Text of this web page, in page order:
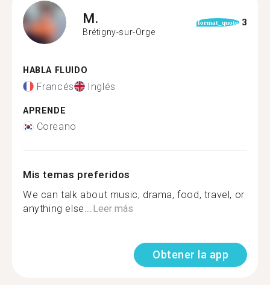
M.
Brétigny-sur-Orge
format_quote 3
HABLA FLUIDO
Francés Inglés
APRENDE
Coreano
Mis temas preferidos
We can talk about music, drama, food, travel, or
anything else...Leer más
Obtener la app